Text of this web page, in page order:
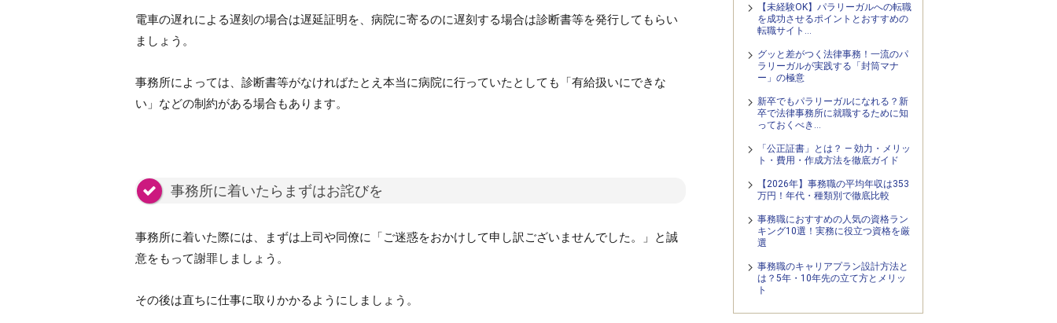
電車の遅れによる遅刻の場合は遅延証明を、病院に寄るのに遅刻する場合は診断書等を発行してもらい
ましょう。
事務所によっては、診断書等がなければたとえ本当に病院に行っていたとしても「有給扱いにできな
い」などの制約がある場合もあります。
事務所に着いたらまずはお詫びを
事務所に着いた際には、まずは上司や同僚に「ご迷惑をおかけして申し訳ございませんでした。」と誠
意をもって謝罪しましょう。
その後は直ちに仕事に取りかかるようにしましょう。
【未経験OK】パラリーガルへの転職
を成功させるポイントとおすすめの
転職サイト…
グッと差がつく法律事務！一流のパ
ラリーガルが実践する「封筒マナ
ー」の極意
新卒でもパラリーガルになれる？新
卒で法律事務所に就職するために知
っておくべき…
「公正証書」とは？ — 効力・メリッ
ト・費用・作成方法を徹底ガイド
【2026年】事務職の平均年収は353
万円！年代・種類別で徹底比較
事務職におすすめの人気の資格ラン
キング10選！実務に役立つ資格を厳
選
事務職のキャリアプラン設計方法と
は？5年・10年先の立て方とメリッ
ト